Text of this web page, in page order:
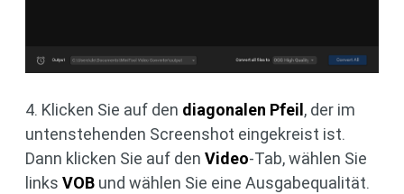
4. Klicken Sie auf den diagonalen Pfeil , der im
untenstehenden Screenshot eingekreist ist.
Dann klicken Sie auf den Video-Tab, wählen Sie
links VOB und wählen Sie eine Ausgabequalität.